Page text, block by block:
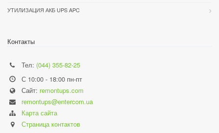
УТИЛИЗАЦИЯ АКБ UPS APC
Контакты
Тел: (044) 355-82-25
С 10:00 - 18:00 пн-пт
Сайт: remontups.com
remontups@entercom.ua
Карта сайта
Страница контактов